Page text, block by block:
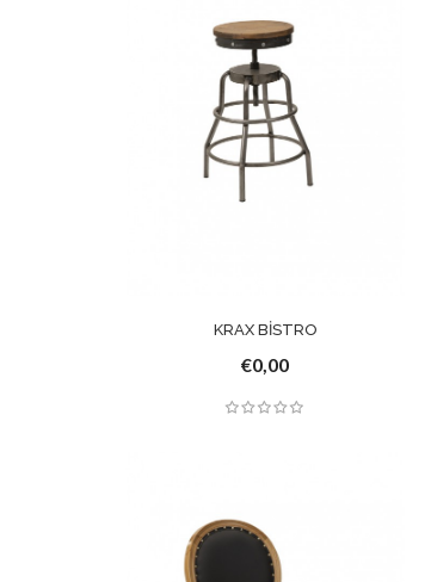
KRAX BİSTRO
€0,00